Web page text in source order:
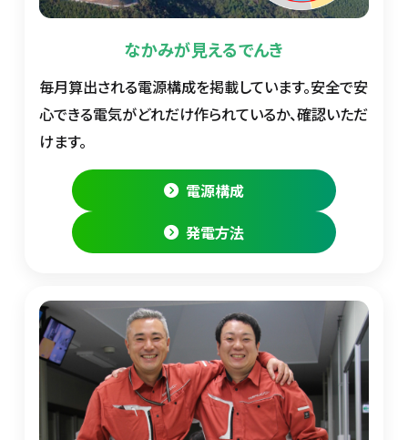
なかみが見えるでんき
毎月算出される電源構成を掲載しています。安全で安
心できる電気がどれだけ作られているか、確認いただ
けます。
電源構成
発電方法